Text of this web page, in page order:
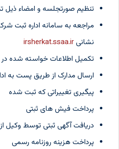
تنظیم صورتجلسه و امضاء ذیل
مراجعه به سامانه اداره ثبت
نشانیirsherkat.ssaa.ir
تکمیل اطلاعات خواسته شده
ارسال مدارک از طریق پست به
پیگیری تغییراتی که ثبت شده
پرداخت فیش های ثبتی
دریافت آگهی ثبتی توسط وکیل
پرداخت هزینه روزنامه رسمی